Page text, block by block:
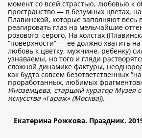
момент со всей страстью, любовью к
пространство — в безумных цветах,
Плавинской, которые заполняют весь
реагировать глаз на мельчайшие
розового, серого. На холстах
“поверхности” — ее должно хватить
любовь к цветку, мужчине, ребенку)
узнаваемы, но того и гляди
сложной динамике фактуры,
как будто совсем безответственных
проработанных, любимых
Иноземцева, старший куратор Музея
искусства «Гараж» (Москва)).
Екатерина Рожкова. Праздник.